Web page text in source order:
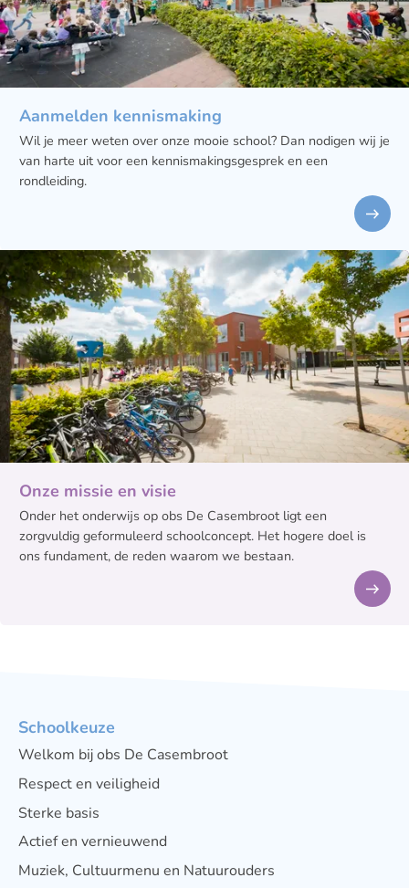
Aanmelden kennismaking
Wil je meer weten over onze mooie school? Dan nodigen wij je
van harte uit voor een kennismakingsgesprek en een
rondleiding.
Onze missie en visie
Onder het onderwijs op obs De Casembroot ligt een
zorgvuldig geformuleerd schoolconcept. Het hogere doel is
ons fundament, de reden waarom we bestaan.
Schoolkeuze
Welkom bij obs De Casembroot
Respect en veiligheid
Sterke basis
Actief en vernieuwend
Muziek, Cultuurmenu en Natuurouders